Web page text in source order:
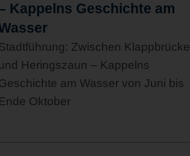
Kappelns Geschichte am
Zwischen Klappbrücke
Heringszaun – Kappelns
am Wasser von Juni bis
Ende Oktober